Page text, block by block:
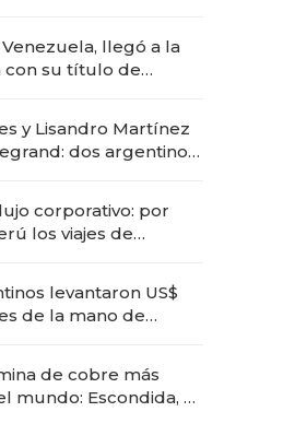
llegó a la
con su título de
"fast premium"
y Lisandro Martínez
dos argentinos
corporativo: por
los viajes de
en experiencias
levantaron US$
de la mano de
de cobre más
mundo: Escondida, el